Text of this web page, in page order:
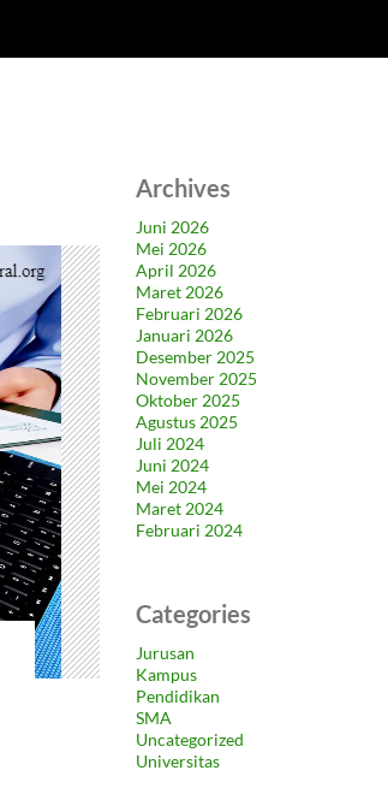
Archives
Juni 2026
Mei 2026
April 2026
Maret 2026
Februari 2026
Januari 2026
Desember 2025
November 2025
Oktober 2025
Agustus 2025
Juli 2024
Juni 2024
Mei 2024
Maret 2024
Februari 2024
Categories
Jurusan
Kampus
Pendidikan
SMA
Uncategorized
Universitas